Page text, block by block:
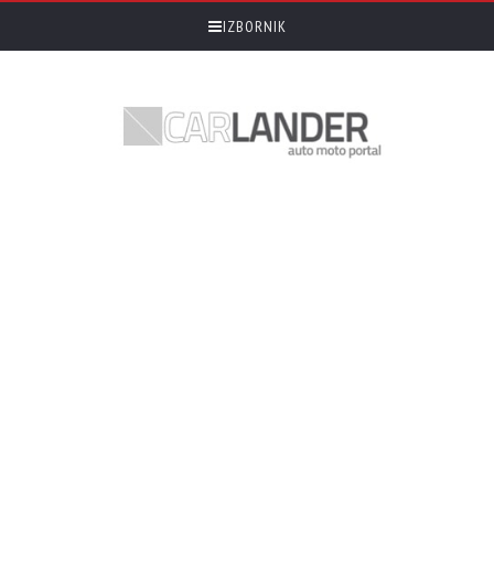
IZBORNIK